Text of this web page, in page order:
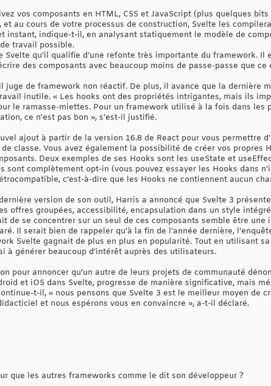
vos composants en HTML, CSS et JavaScript (plus quelques
au cours de votre processus de construction, Svelte les
instant, indique-t-il, en analysant statiquement le modèle de
travail possible.
qu’il qualifie d’une refonte très importante du framework. Il
des composants avec beaucoup moins de passe-passe que
juge de framework non réactif. De plus, il avance que la dernière
inutile. « Les hooks ont des propriétés intrigantes, mais ils
le ramasse-miettes. Pour un framework utilisé à la fois dans les
ce n'est pas bon », s’est-il justifié.
ajout à partir de la version 16.8 de React pour vous permettre
classe. Vous avez également la possibilité de créer vos propres
Deux exemples de ses Hooks sont les useState et
sont complètement opt-in (vous pouvez essayer les Hooks dans
c’est-à-dire que les Hooks ne contiennent aucun
version de son outil, Harris a annoncé que Svelte 3
offres groupées, accessibilité, encapsulation dans un style
de se concentrer sur un seul de ces composants semble être
Il serait bien de rappeler qu’à la fin de l’année dernière,
Svelte gagnait de plus en plus en popularité. Tout en utilisant
à générer beaucoup d’intérêt auprès des utilisateurs.
pour annoncer qu’un autre de leurs projets de communauté
et iOS dans Svelte, progresse de manière significative, mais
t-il, « nous pensons que Svelte 3 est le meilleur moyen de
et nous espérons vous en convaincre », a-t-il déclaré.
que les autres frameworks comme le dit son développeur ?